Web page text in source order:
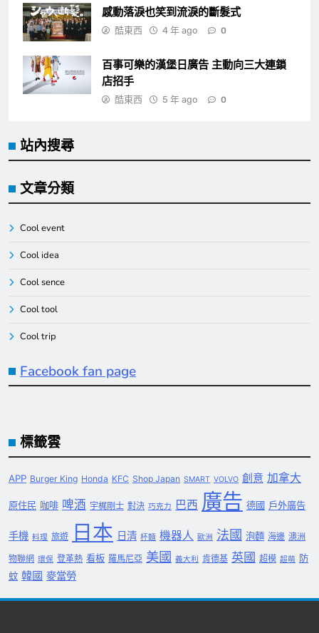
感動落淚也笑到流淚的斷髮式
酷東西 4 年 ago 0
百事可樂的漢堡日廣告 主動向三大連鎖
店招手
酷東西 5 年 ago 0
站內搜尋
文章分類
Cool event
Cool idea
Cool sence
Cool tool
Cool trip
Facebook fan page
標籤雲
APP Burger King Honda KFC Shop Japan SMART VOLVO 創意 加拿大
原住民 咖啡 啤酒 宇梶剛士 對決 巧克力 巴西 廣告 德國 戶外廣告
手機 料理 旅遊 日本 日清 杯麵 機器人 歐洲 法國 泡麵 海邊 澳洲
物聯網 環保 登革熱 看板 羅馬尼亞 美國 義大利 肯德基 英國 超模 超萌
防
蚊 韓國 麥當勞